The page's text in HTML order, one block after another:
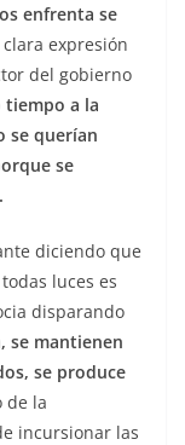
enfrenta se
expresión
del gobierno
tiempo a la
se querían
se
diciendo que
luces es
disparando
se mantienen
se produce
de la
incursionar las